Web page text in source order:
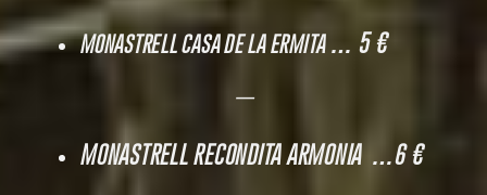
MONASTRELL CASA DE LA ERMITA… 5 €
—
MONASTRELL RECONDITA ARMONIA …6 €